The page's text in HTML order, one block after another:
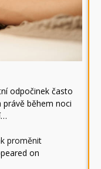
odpočinek často
během noci
proměnit
on